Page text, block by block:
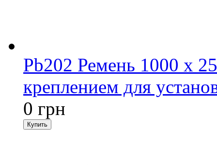
Pb202 Ремень 1000 х
креплением для
0 грн